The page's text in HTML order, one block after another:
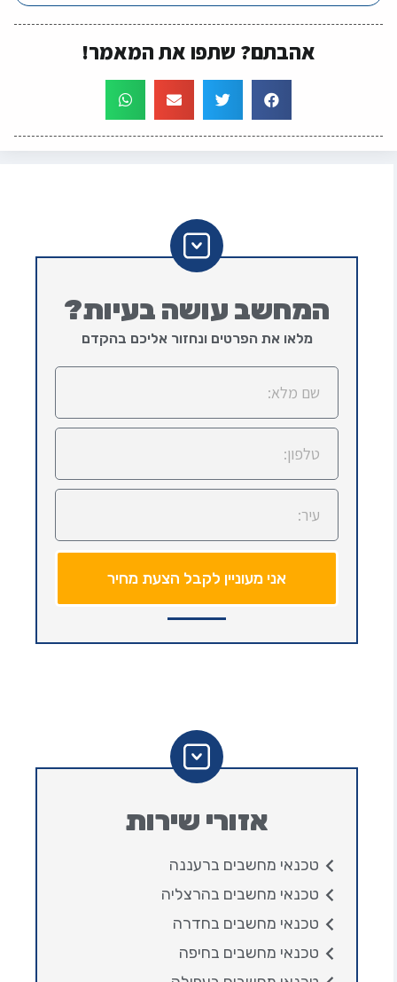
אהבתם? שתפו את המאמר!
המחשב עושה בעיות?
מלאו את הפרטים ונחזור אליכם בהקדם
אני מעוניין לקבל הצעת מחיר
אזורי שירות
טכנאי מחשבים ברעננה
טכנאי מחשבים בהרצליה
טכנאי מחשבים בחדרה
טכנאי מחשבים בחיפה